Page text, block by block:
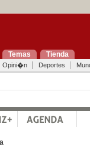
Temas Tienda
Opini�n Deportes